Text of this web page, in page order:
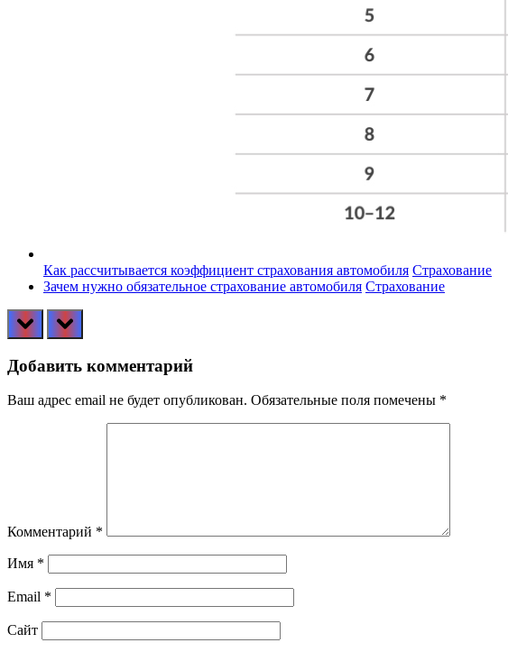
Как рассчитывается коэффициент страхования автомобиля Страхование
Зачем нужно обязательное страхование автомобиля Страхование
prev next
Добавить комментарий
Ваш адрес email не будет опубликован. Обязательные поля помечены *
Комментарий *
Имя *
Email *
Сайт